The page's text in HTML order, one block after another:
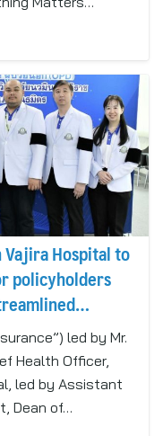
Hospital to
policyholders
led by Mr.
Health Officer,
led by Assistant
Dean of…